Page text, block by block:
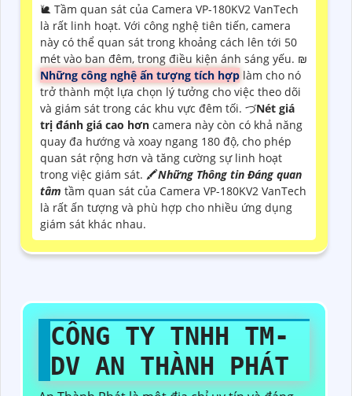
🐌 Tầm quan sát của Camera VP-180KV2 VanTech
là rất linh hoạt. Với công nghệ tiên tiến, camera
này có thể quan sát trong khoảng cách lên tới 50
mét vào ban đêm, trong điều kiện ánh sáng yếu. ₪
Những công nghệ ấn tượng tích hợp làm cho nó
trở thành một lựa chọn lý tưởng cho việc theo dõi
và giám sát trong các khu vực đêm tối. づNét giá
trị đánh giá cao hơn camera này còn có khả năng
quay đa hướng và xoay ngang 180 độ, cho phép
quan sát rộng hơn và tăng cường sự linh hoạt
trong việc giám sát. 🖍Những Thông tin Đáng quan
tâm tầm quan sát của Camera VP-180KV2 VanTech
là rất ấn tượng và phù hợp cho nhiều ứng dụng
giám sát khác nhau.
CÔNG TY TNHH TM-
DV AN THÀNH PHÁT